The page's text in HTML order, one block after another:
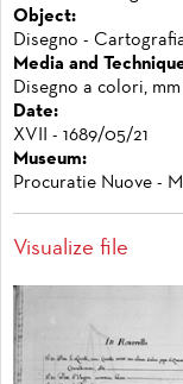
Object:
Disegno -
Media and
Disegno a colori, mm
Date:
XVII - 1689/05/21
Museum:
Procuratie Nuove -
Visualize file